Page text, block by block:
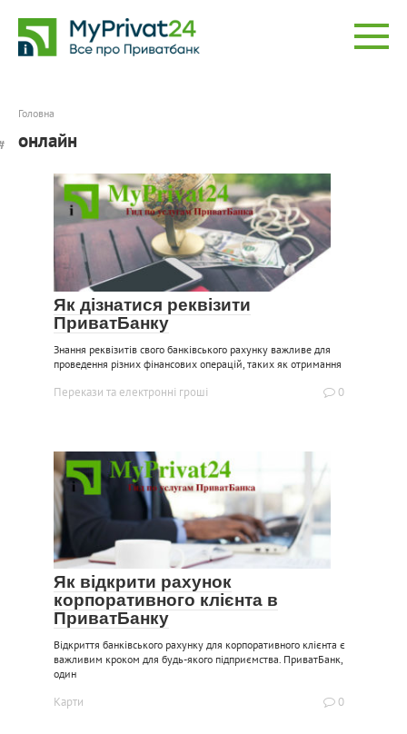
вмісту
Головна
онлайн
Як дізнатися реквізити
ПриватБанку
Знання реквізитів свого банківського рахунку важливе для
проведення різних фінансових операцій, таких як отримання
Перекази та електронні гроші 0
Як відкрити рахунок
корпоративного клієнта в
ПриватБанку
Відкриття банківського рахунку для корпоративного клієнта є
важливим кроком для будь-якого підприємства. ПриватБанк,
один
Карти 0